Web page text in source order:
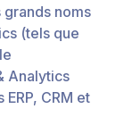
noms
(tels que
Analytics
CRM et